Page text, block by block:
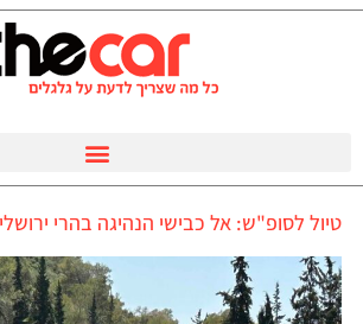
טיול לסופ"ש: אל כבישי הנהיגה בהרי ירושלים